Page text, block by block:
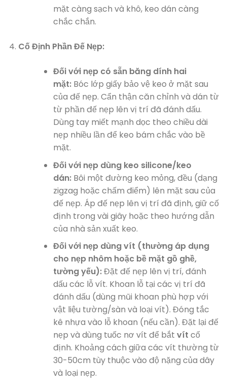
mặt càng sạch và khô, keo dán càng
chắc chắn.
Cố Định Phần Đế Nẹp:
Đối với nẹp có sẵn băng dính hai
mặt:Bóc lớp giấy bảo vệ keo ở mặt sau
của đế nẹp. Cẩn thận căn chỉnh và dán từ
từ phần đế nẹp lên vị trí đã đánh dấu.
Dùng tay miết mạnh dọc theo chiều dài
nẹp nhiều lần để keo bám chắc vào bề
mặt.
Đối với nẹp dùng keo silicone/keo
dán:Bôi một đường keo mỏng, đều (dạng
zigzag hoặc chấm điểm) lên mặt sau của
đế nẹp. Áp đế nẹp lên vị trí đã định, giữ cố
định trong vài giây hoặc theo hướng dẫn
của nhà sản xuất keo.
Đối với nẹp dùng vít (thường áp dụng
cho nẹp nhôm hoặc bề mặt gồ ghề,
tường yếu):Đặt đế nẹp lên vị trí, đánh
dấu các lỗ vít. Khoan lỗ tại các vị trí đã
đánh dấu (dùng mũi khoan phù hợp với
vật liệu tường/sàn và loại vít). Đóng tắc
kê nhựa vào lỗ khoan (nếu cần). Đặt lại đế
nẹp và dùng tuốc nơ vít để bắt vít cố
định. Khoảng cách giữa các vít thường từ
30-50cm tùy thuộc vào độ nặng của dây
và loại nẹp.